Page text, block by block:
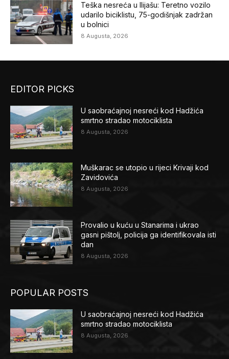
Teška nesreća u Ilijašu: Teretno vozilo
udarilo biciklistu, 75-godišnjak zadržan
u bolnici
8 Augusta, 2026
EDITOR PICKS
U saobraćajnoj nesreći kod Hadžića
smrtno stradao motociklista
8 Augusta, 2026
Muškarac se utopio u rijeci Krivaji kod
Zavidovića
8 Augusta, 2026
Provalio u kuću u Stanarima i ukrao
gasni pištolj, policija ga identifikovala isti
dan
8 Augusta, 2026
POPULAR POSTS
U saobraćajnoj nesreći kod Hadžića
smrtno stradao motociklista
8 Augusta, 2026